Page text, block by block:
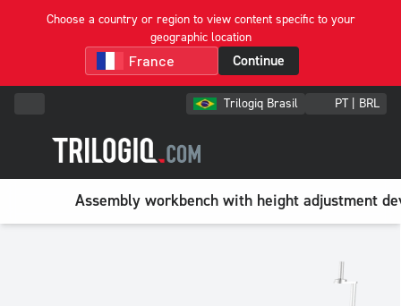
Choose a country or region to view content specific to your
geographic location
Continue
Trilogiq Brasil PT | BRL
Assembly workbench with height adjustment